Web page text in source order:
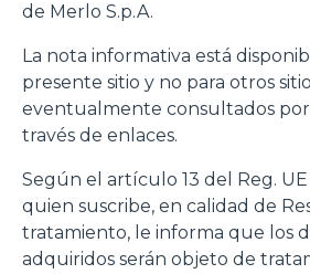
de Merlo S.p.A.
La nota informativa está
presente sitio y no para otros
eventualmente consultados
través de enlaces.
Según el artículo 13 del Reg. UE
quien suscribe, en calidad de
tratamiento, le informa que los
adquiridos serán objeto de